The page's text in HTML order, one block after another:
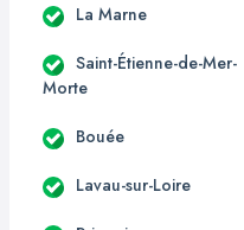
La Marne
Saint-Étienne-de-Mer-
Morte
Bouée
Lavau-sur-Loire